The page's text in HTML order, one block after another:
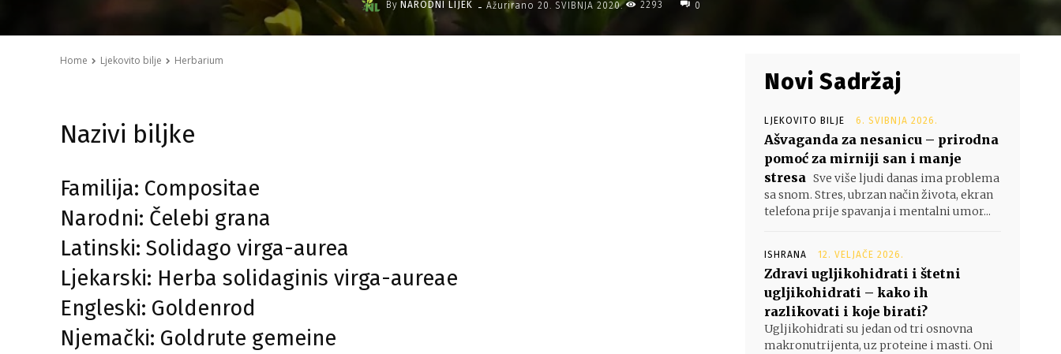
By NARODNI LIJEK - Ažurirano 20. SVIBNJA 2020. 2293 0
Home Ljekovito bilje Herbarium
Nazivi biljke
Familija: Compositae
Narodni: Čelebi grana
Latinski: Solidago virga-aurea
Ljekarski: Herba solidaginis virga-aureae
Engleski: Goldenrod
Njemački: Goldrute gemeine
Novi Sadržaj
LJEKOVITO BILJE 6. SVIBNJA 2026.
Ašvaganda za nesanicu – prirodna
pomoć za mirniji san i manje
stresa Sve više ljudi danas ima problema
sa snom. Stres, ubrzan način života, ekran
telefona prije spavanja i mentalni umor...
ISHRANA 12. VELJAČE 2026.
Zdravi ugljikohidrati i štetni
ugljikohidrati – kako ih
razlikovati i koje birati?
Ugljikohidrati su jedan od tri osnovna
makronutrijenta, uz proteine i masti. Oni